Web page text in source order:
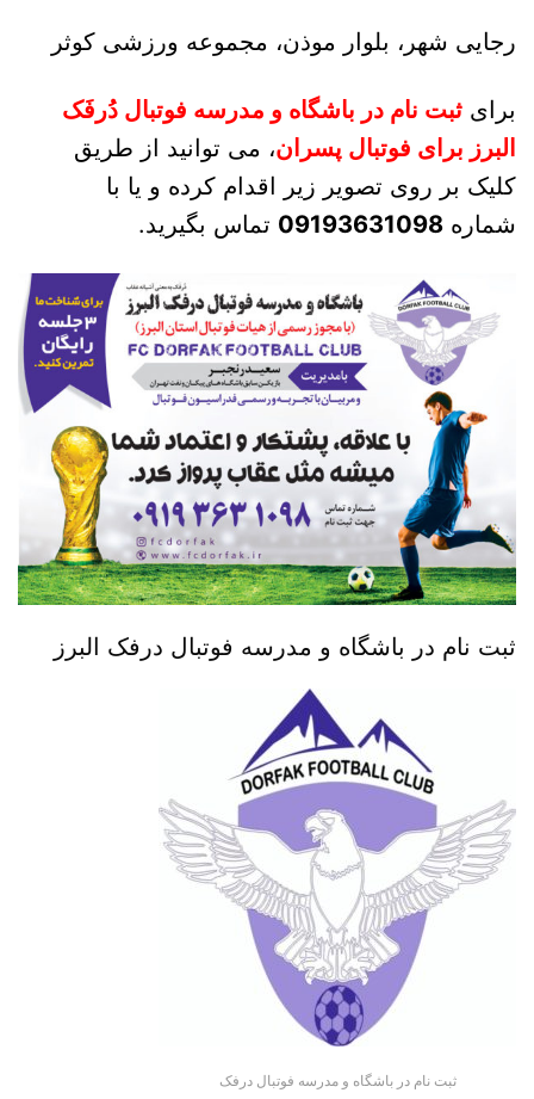
رجایی شهر، بلوار موذن، مجموعه ورزشی کوثر
برایثبت نام در باشگاه و مدرسه فوتبال دُرفَک
البرز برای فوتبال پسران، می توانید از طریق
کلیک بر روی تصویر زیر اقدام کرده و یا با
شماره09193631098 تماس بگیرید.
ثبت نام در باشگاه و مدرسه فوتبال درفک البرز
ثبت نام در باشگاه و مدرسه فوتبال درفک